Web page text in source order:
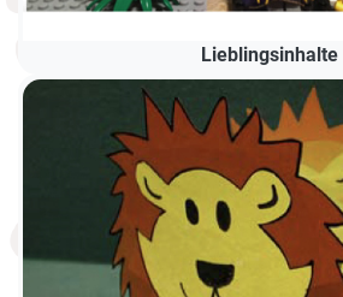
Lieblingsinhalte